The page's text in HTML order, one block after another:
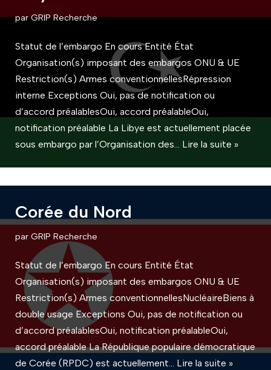
parGRIP Recherche
Statut de l’embargo En cours Entité État
Organisation(s) imposant des embargos ONU & UE
Restriction(s) Armes conventionnellesRépression
interne Exceptions Oui, pas de notification ou
d’accord préalablesOui, accord préalableOui,
notification préalable La Libye est actuellement placée
sous embargo par l’Organisation des… Lire la suite »
Corée du Nord
par GRIP Recherche
Statut de l’embargo En cours Entité État
Organisation(s) imposant des embargos ONU & UE
Restriction(s) Armes conventionnellesNucléaireBiens à
double usage Exceptions Oui, pas de notification ou
d’accord préalablesOui, notification préalableOui,
accord préalable La République populaire démocratique
de Corée (RPDC) est actuellement… Lire la suite »